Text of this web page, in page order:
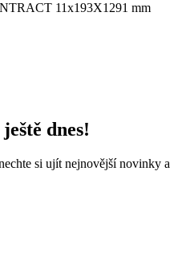
11x193X1291 mm
dnes!
si ujít nejnovější novinky a